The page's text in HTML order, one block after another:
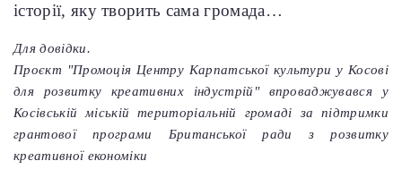
історії, яку творить сама громада…
Для довідки.
Проєкт "Промоція Центру Карпатської культури у Косові
для розвитку креативних індустрій" впроваджувався у
Косівській міській територіальній громаді за підтримки
грантової програми Британської ради з розвитку
креативної економіки